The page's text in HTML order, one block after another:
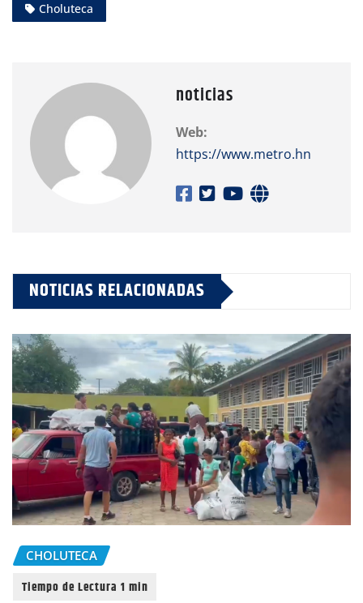
Choluteca
noticias
Web:
https://www.metro.hn
NOTICIAS RELACIONADAS
CHOLUTECA